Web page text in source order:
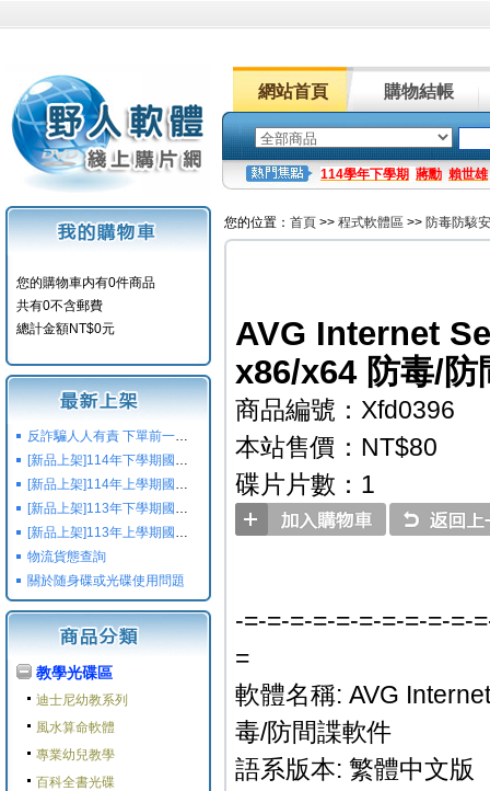
網站首頁 購物結帳
114學年下學期 蔣勳 賴世雄
您的購物車内有0件商品
共有0不含郵費
總計金額NT$0元
反詐騙人人有責 下單前一定要注意
[新品上架]114年下學期國小國中高中命題光碟,校用卷,習作
[新品上架]114年上學期國小國中高中命題光碟,校用卷,習作
[新品上架]113年下學期國小國中高中命題光碟,校用卷,習作
[新品上架]113年上學期國小國中高中命題光碟,校用卷,習作
物流貨態查詢
關於随身碟或光碟使用問題
教學光碟區
迪士尼幼教系列
風水算命軟體
專業幼兒教學
百科全書光碟
您的位置： 首頁 >> 程式軟體區 >> 防毒防駭
AVG Internet
x86/x64 防毒/防
商品編號：Xfd0396
本站售價：NT$80
碟片片數：1
-=-=-=-=-=-=-=-=-=-=-
=
軟體名稱: AVG
毒/防間諜軟件
語系版本: 繁體中文版